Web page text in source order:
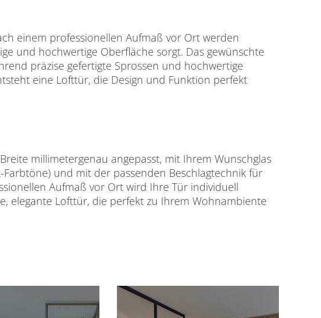
einem professionellen Aufmaß vor Ort werden
und hochwertige Oberfläche sorgt. Das gewünschte
präzise gefertigte Sprossen und hochwertige
eine Lofttür, die Design und Funktion perfekt
millimetergenau angepasst, mit Ihrem Wunschglas
und mit der passenden Beschlagtechnik für
Aufmaß vor Ort wird Ihre Tür individuell
elegante Lofttür, die perfekt zu Ihrem Wohnambiente